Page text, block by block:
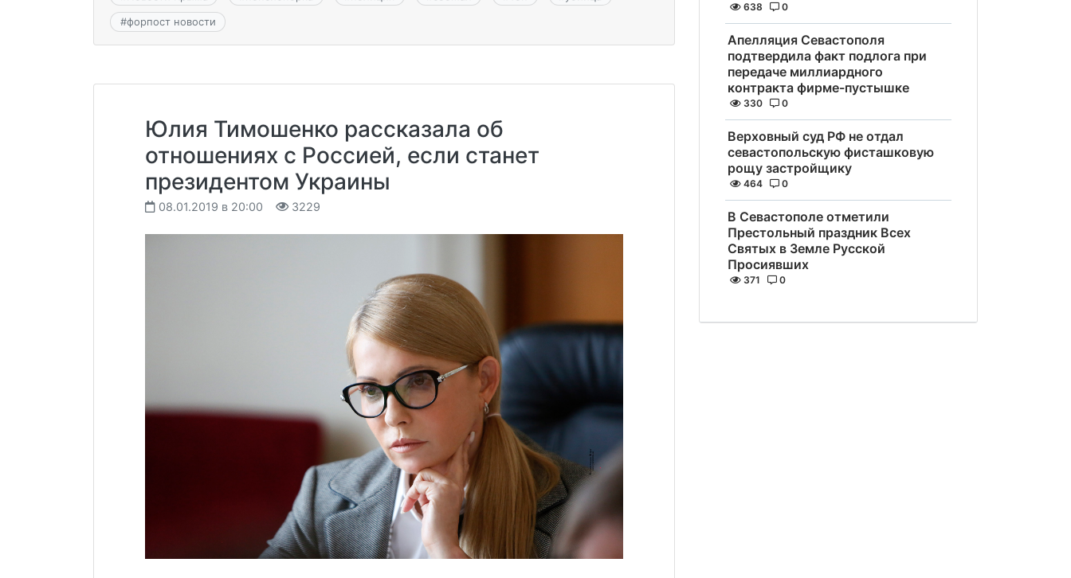
#форпост новости
Юлия Тимошенко рассказала об
отношениях с Россией, если станет
президентом Украины
08.01.2019 в 20:00 3229
638 0
Апелляция Севастополя
подтвердила факт подлога при
передаче миллиардного
контракта фирме-пустышке
330 0
Верховный суд РФ не отдал
севастопольскую фисташковую
рощу застройщику
464 0
В Севастополе отметили
Престольный праздник Всех
Святых в Земле Русской
Просиявших
371 0